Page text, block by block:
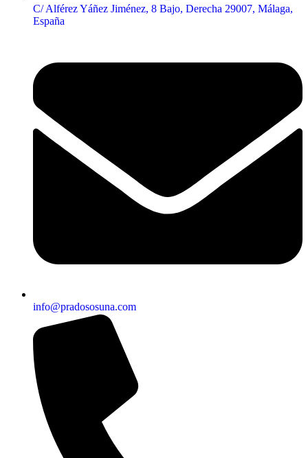
C/ Alférez Yáñez Jiménez, 8 Bajo, Derecha 29007, Málaga,
España
info@pradososuna.com